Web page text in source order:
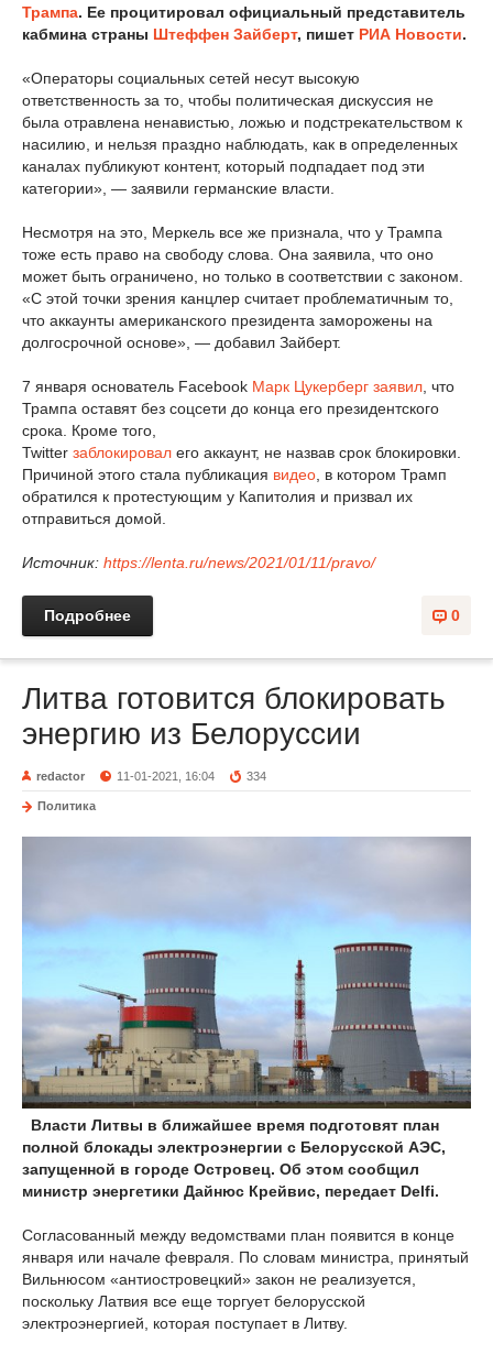
Трампа. Ее процитировал официальный представитель
кабмина страны Штеффен Зайберт, пишет РИА Новости.
«Операторы социальных сетей несут высокую
ответственность за то, чтобы политическая дискуссия не
была отравлена ненавистью, ложью и подстрекательством к
насилию, и нельзя праздно наблюдать, как в определенных
каналах публикуют контент, который подпадает под эти
категории», — заявили германские власти.
Несмотря на это, Меркель все же признала, что у Трампа
тоже есть право на свободу слова. Она заявила, что оно
может быть ограничено, но только в соответствии с законом.
«С этой точки зрения канцлер считает проблематичным то,
что аккаунты американского президента заморожены на
долгосрочной основе», — добавил Зайберт.
7 января основатель Facebook Марк Цукерберг заявил , что
Трампа оставят без соцсети до конца его президентского
срока. Кроме того,
Twitter заблокировал его аккаунт, не назвав срок блокировки.
Причиной этого стала публикация видео , в котором Трамп
обратился к протестующим у Капитолия и призвал их
отправиться домой.
Источник: https://lenta.ru/news/2021/01/11/pravo/
0
Подробнее
Литва готовится блокировать
энергию из Белоруссии
redactor 11-01-2021, 16:04 334
Политика
Власти Литвы в ближайшее время подготовят план
полной блокады электроэнергии с Белорусской АЭС,
запущенной в городе Островец. Об этом сообщил
министр энергетики Дайнюс Крейвис, передает Delfi.
Согласованный между ведомствами план появится в конце
января или начале февраля. По словам министра, принятый
Вильнюсом «антиостровецкий» закон не реализуется,
поскольку Латвия все еще торгует белорусской
электроэнергией, которая поступает в Литву.